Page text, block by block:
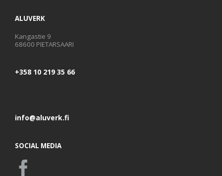
ALUVERK
Kangastie 9
68600 PIETARSAARI
+358 10 219 35 66
info@aluverk.fi
SOCIAL MEDIA